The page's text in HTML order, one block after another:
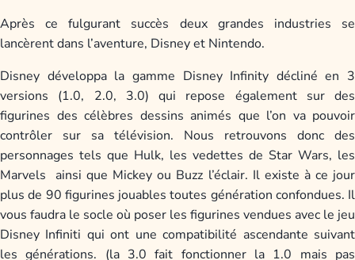
Après ce fulgurant succès deux grandes industries se
lancèrent dans l’aventure, Disney et Nintendo.
Disney développa la gamme Disney Infinity décliné en 3
versions (1.0, 2.0, 3.0) qui repose également sur des
figurines des célèbres dessins animés que l’on va pouvoir
contrôler sur sa télévision. Nous retrouvons donc des
personnages tels que Hulk, les vedettes de Star Wars, les
Marvels ainsi que Mickey ou Buzz l’éclair. Il existe à ce jour
plus de 90 figurines jouables toutes génération confondues. Il
vous faudra le socle où poser les figurines vendues avec le jeu
Disney Infiniti qui ont une compatibilité ascendante suivant
les générations. (la 3.0 fait fonctionner la 1.0 mais pas